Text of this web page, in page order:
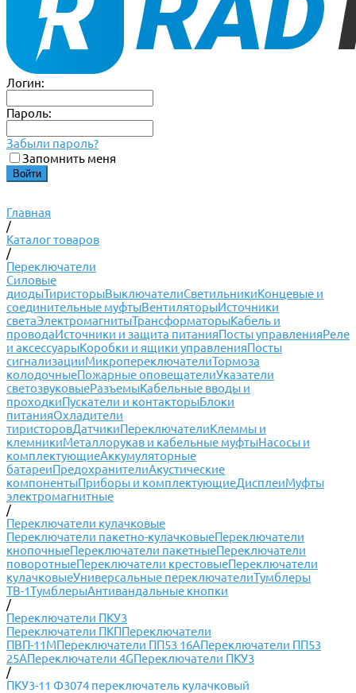
Логин:
Пароль:
Забыли пароль?
Запомнить меня
Главная
/
Каталог товаров
/
Переключатели
Силовые
диодыТиристорыВыключателиСветильникиКонцевые и
соединительные муфтыВентиляторыИсточники
светаЭлектромагнитыТрансформаторыКабель и
проводаИсточники и защита питанияПосты управленияРеле
и аксессуарыКоробки и ящики управленияПосты
сигнализацииМикропереключателиТормоза
колодочныеПожарные оповещателиУказатели
светозвуковыеРазъемыКабельные вводы и
проходкиПускатели и контакторыБлоки
питанияОхладители
тиристоровДатчикиПереключателиКлеммы и
клемникиМеталлорукав и кабельные муфтыНасосы и
комплектующиеАккумуляторные
батареиПредохранителиАкустические
компонентыПриборы и комплектующиеДисплеиМуфты
электромагнитные
/
Переключатели кулачковые
Переключатели пакетно-кулачковыеПереключатели
кнопочныеПереключатели пакетныеПереключатели
поворотныеПереключатели крестовыеПереключатели
кулачковыеУниверсальные переключателиТумблеры
ТВ-1ТумблерыАнтивандальные кнопки
/
Переключатели ПКУ3
Переключатели ПКППереключатели
ПВП-11МПереключатели ПП53 16АПереключатели ПП53
25АПереключатели 4GПереключатели ПКУ3
/
ПКУ3-11 Ф3074 переключатель кулачковый